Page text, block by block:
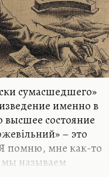
сумасшедшего»
именно в
высшее состояние
– это
помню, мне как-то
называем